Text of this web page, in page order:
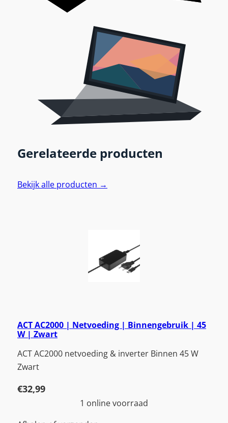
Gerelateerde producten
Bekijk alle producten →
ACT AC2000 | Netvoeding | Binnengebruik | 45
W | Zwart
ACT AC2000 netvoeding & inverter Binnen 45 W
Zwart
€32,99
1 online voorraad